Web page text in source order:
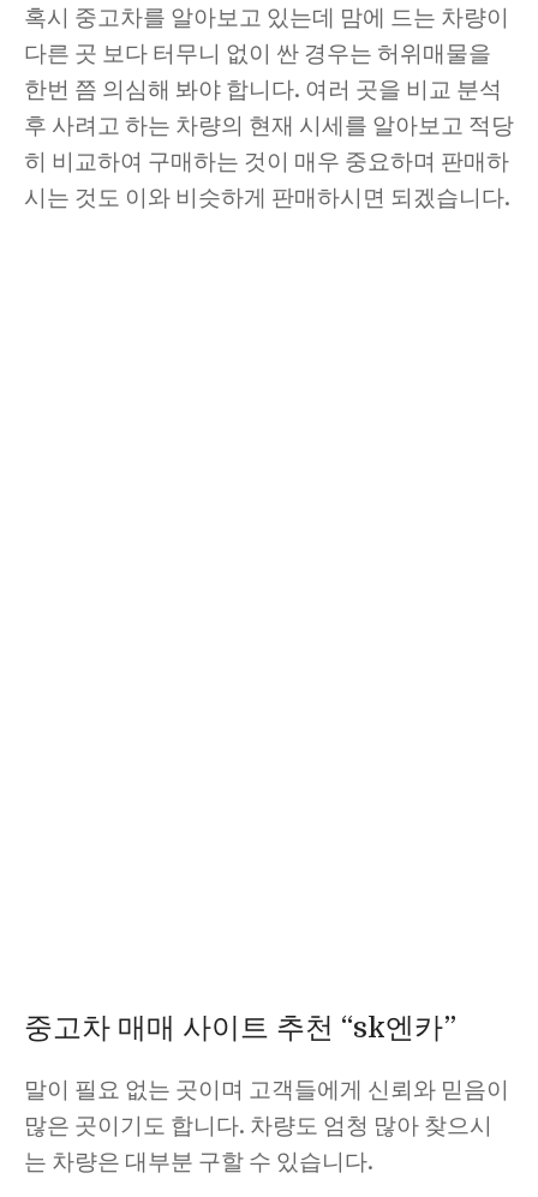
혹시 중고차를 알아보고 있는데 맘에 드는 차량이
다른 곳 보다 터무니 없이 싼 경우는 허위매물을
한번 쯤 의심해 봐야 합니다. 여러 곳을 비교 분석
후 사려고 하는 차량의 현재 시세를 알아보고 적당
히 비교하여 구매하는 것이 매우 중요하며 판매하
시는 것도 이와 비슷하게 판매하시면 되겠습니다.
중고차 매매 사이트 추천 “sk엔카”
말이 필요 없는 곳이며 고객들에게 신뢰와 믿음이
많은 곳이기도 합니다. 차량도 엄청 많아 찾으시
는 차량은 대부분 구할 수 있습니다.